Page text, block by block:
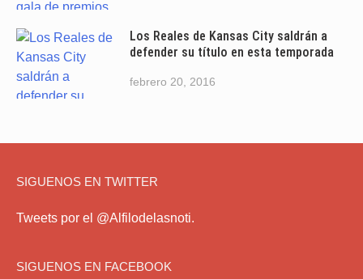
Los Reales de Kansas City saldrán a
defender su título en esta temporada
febrero 20, 2016
SIGUENOS EN TWITTER
Tweets por el @Alfilodelasnoti.
SIGUENOS EN FACEBOOK